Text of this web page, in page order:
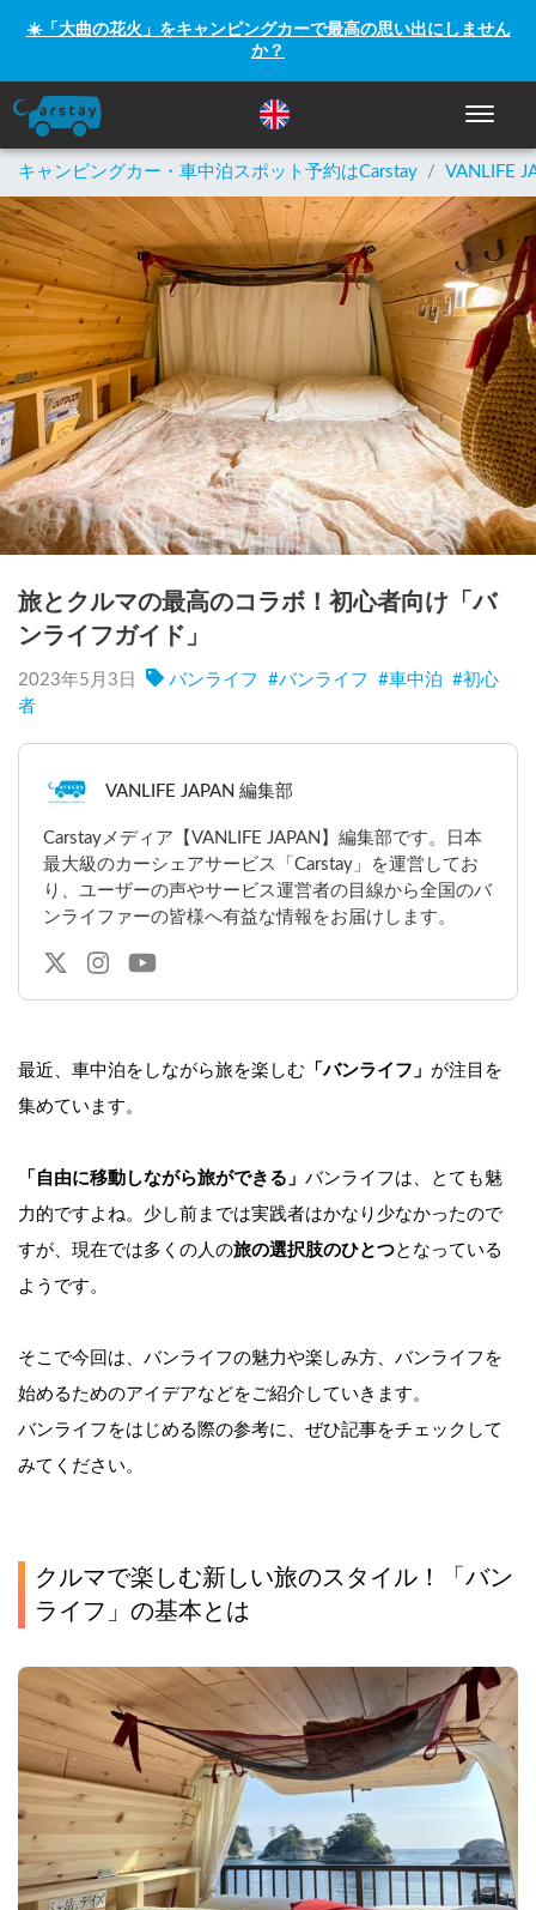
☀️「大曲の花火」をキャンピングカーで最高の思い出にしません
か？
ナビゲ
キャンピングカー・車中泊スポット予約はCarstay / VANLIFE
旅とクルマの最高のコラボ！初心者向け「バ
ンライフガイド」
2023年5月3日 バンライフ #バンライフ #車中泊 #初心
者
VANLIFE JAPAN 編集部
Carstayメディア【VANLIFE JAPAN】編集部です。日本
最大級のカーシェアサービス「Carstay」を運営してお
り、ユーザーの声やサービス運営者の目線から全国のバ
ンライファーの皆様へ有益な情報をお届けします。
最近、車中泊をしながら旅を楽しむ 「バンライフ」 が注目を
集めています。
「自由に移動しながら旅ができる」 バンライフは、とても魅
力的ですよね。少し前までは実践者はかなり少なかったので
すが、現在では多くの人の旅の選択肢のひとつとなっている
ようです。
そこで今回は、バンライフの魅力や楽しみ方、バンライフを
始めるためのアイデアなどをご紹介していきます。
バンライフをはじめる際の参考に、ぜひ記事をチェックして
みてください。
クルマで楽しむ新しい旅のスタイル！「バン
ライフ」の基本とは